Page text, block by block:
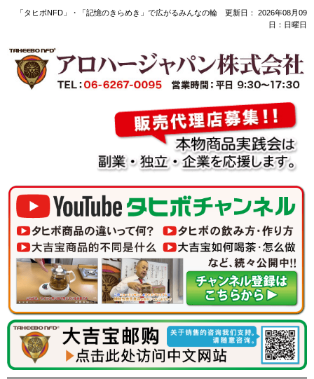
「タヒボNFD」・「記憶のきらめき」で広がるみんなの輪 更新日： 2026年08月09
日：日曜日